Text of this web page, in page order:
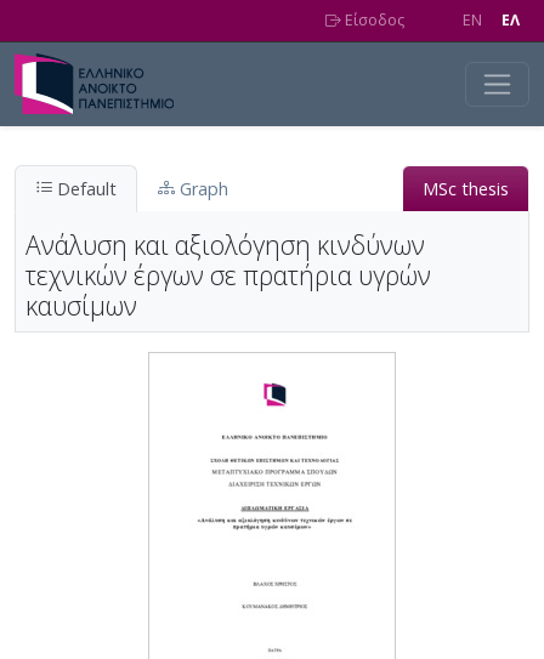
Είσοδος EN EΛ
Default Graph MSc thesis
Ανάλυση και αξιολόγηση κινδύνων
τεχνικών έργων σε πρατήρια υγρών
καυσίμων